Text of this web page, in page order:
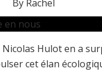
By Rachel
Hulot en a
cet élan